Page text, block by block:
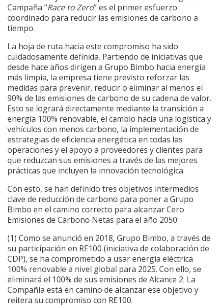
Campaña “Race to Zero” es el primer esfuerzo
coordinado para reducir las emisiones de carbono a
tiempo.
La hoja de ruta hacia este compromiso ha sido
cuidadosamente definida. Partiendo de iniciativas que
desde hace años dirigen a Grupo Bimbo hacia energía
más limpia, la empresa tiene previsto reforzar las
medidas para prevenir, reducir o eliminar al menos el
90% de las emisiones de carbono de su cadena de valor.
Esto se logrará directamente mediante la transición a
energía 100% renovable, el cambio hacia una logística y
vehículos con menos carbono, la implementación de
estrategias de eficiencia energética en todas las
operaciones y el apoyo a proveedores y clientes para
que reduzcan sus emisiones a través de las mejores
prácticas que incluyen la innovación tecnológica.
Con esto, se han definido tres objetivos intermedios
clave de reducción de carbono para poner a Grupo
Bimbo en el camino correcto para alcanzar Cero
Emisiones de Carbono Netas para el año 2050:
(1) Como se anunció en 2018, Grupo Bimbo, a través de
su participación en RE100 (iniciativa de colaboración de
CDP), se ha comprometido a usar energía eléctrica
100% renovable a nivel global para 2025. Con ello, se
eliminará el 100% de sus emisiones de Alcance 2. La
Compañía está en camino de alcanzar ese objetivo y
reitera su compromiso con RE100.